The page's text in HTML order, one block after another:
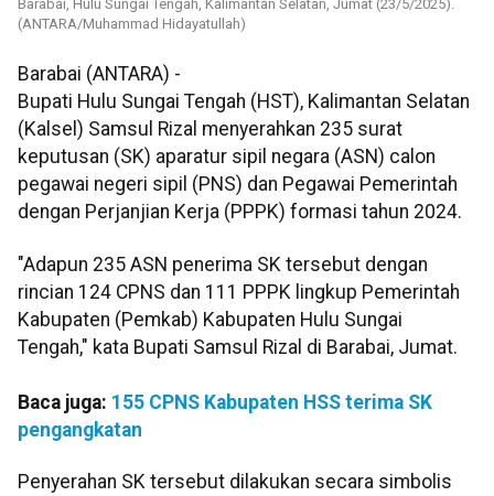
Barabai, Hulu Sungai Tengah, Kalimantan Selatan, Jumat (23/5/2025).
(ANTARA/Muhammad Hidayatullah)
Barabai (ANTARA) -
Bupati Hulu Sungai Tengah (HST), Kalimantan Selatan
(Kalsel) Samsul Rizal menyerahkan 235 surat
keputusan (SK) aparatur sipil negara (ASN) calon
pegawai negeri sipil (PNS) dan Pegawai Pemerintah
dengan Perjanjian Kerja (PPPK) formasi tahun 2024.
"Adapun 235 ASN penerima SK tersebut dengan
rincian 124 CPNS dan 111 PPPK lingkup Pemerintah
Kabupaten (Pemkab) Kabupaten Hulu Sungai
Tengah," kata Bupati Samsul Rizal di Barabai, Jumat.
Baca juga: 155 CPNS Kabupaten HSS terima SK
pengangkatan
Penyerahan SK tersebut dilakukan secara simbolis